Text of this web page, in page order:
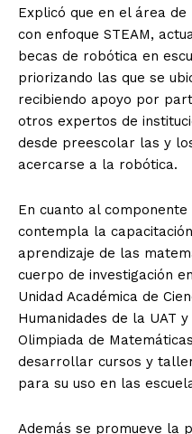
Explicó que en el área
con enfoque STEAM,
becas de robótica en
priorizando las que se
recibiendo apoyo por
otros expertos de
desde preescolar las y
acercarse a la robótica.
En cuanto al
contempla la
aprendizaje de las
cuerpo de investigación
Unidad Académica de
Humanidades de la UAT
Olimpiada de
desarrollar cursos y
para su uso en las
Además se promueve la